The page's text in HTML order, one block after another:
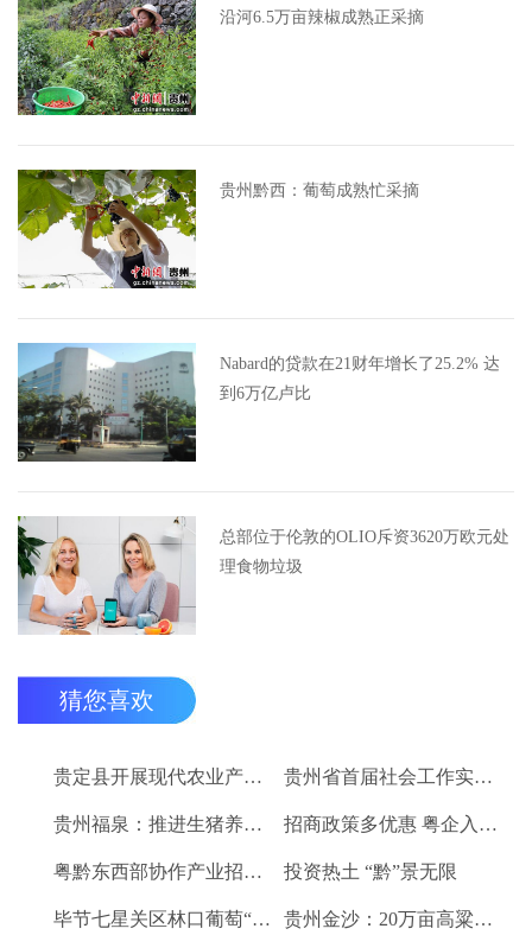
沿河6.5万亩辣椒成熟正采摘
贵州黔西：葡萄成熟忙采摘
Nabard的贷款在21财年增长了25.2% 达
到6万亿卢比
总部位于伦敦的OLIO斥资3620万欧元处
理食物垃圾
猜您喜欢
贵定县开展现代农业产业“稻+N”田间示范技术培训 贵州省首届社会工作实务技能大赛启动
贵州福泉：推进生猪养殖现代化 开创产业发展新格局 招商政策多优惠 粤企入黔得实惠
粤黔东西部协作产业招商对接会将于9月8日举行 投资热土 “黔”景无限
毕节七星关区林口葡萄“卖”进羊城 贵州金沙：20万亩高粱、2.67万亩烤烟喜获丰收